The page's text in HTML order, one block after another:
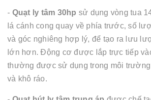
- Quạt ly tâm 30hp sử dụng vòng tua
lá cánh cong quay về phía trước, số
và góc nghiêng hợp lý, để tạo ra lưu
lớn hơn. Động cơ được lắp trực tiếp
thường được sử dụng trong môi
và khô ráo.